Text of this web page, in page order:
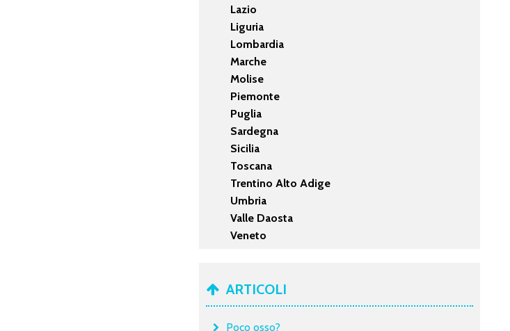
Lazio
Liguria
Lombardia
Marche
Molise
Piemonte
Puglia
Sardegna
Sicilia
Toscana
Trentino Alto Adige
Umbria
Valle Daosta
Veneto
ARTICOLI
Poco osso?